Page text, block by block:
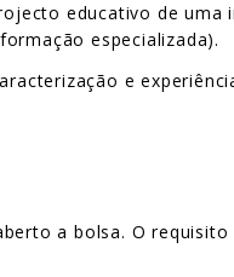
educativo de uma
especializada).
e
a bolsa. O